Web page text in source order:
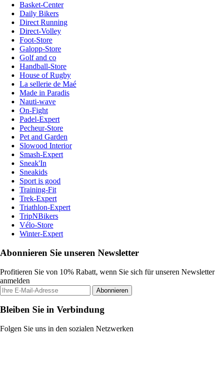
Basket-Center
Daily Bikers
Direct Running
Direct-Volley
Foot-Store
Galopp-Store
Golf and co
Handball-Store
House of Rugby
La sellerie de Maé
Made in Paradis
Nauti-wave
On-Fight
Padel-Expert
Pecheur-Store
Pet and Garden
Slowood Interior
Smash-Expert
Sneak'In
Sneakids
Sport is good
Training-Fit
Trek-Expert
Triathlon-Expert
TripNBikers
Vélo-Store
Winter-Expert
Abonnieren Sie unseren Newsletter
Profitieren Sie von 10% Rabatt, wenn Sie sich für unseren Newsletter
anmelden
Abonnieren
Bleiben Sie in Verbindung
Folgen Sie uns in den sozialen Netzwerken